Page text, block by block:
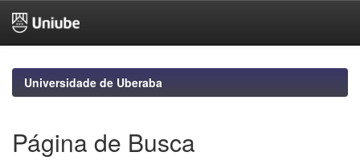
navigationUniversidade de Uberaba
Página de Busca